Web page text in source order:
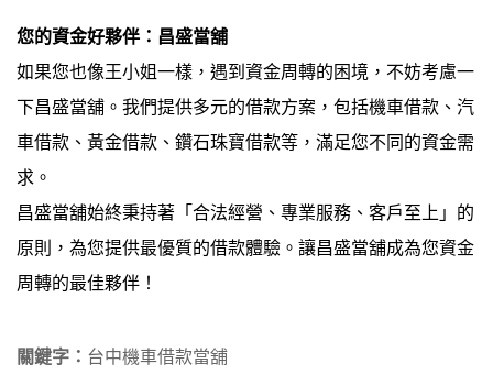
您的資金好夥伴：昌盛當舖
如果您也像王小姐一樣，遇到資金周轉的困境，不妨考慮一
下昌盛當舖。我們提供多元的借款方案，包括機車借款、汽
車借款、黃金借款、鑽石珠寶借款等，滿足您不同的資金需
求。
昌盛當舖始終秉持著「合法經營、專業服務、客戶至上」的
原則，為您提供最優質的借款體驗。讓昌盛當舖成為您資金
周轉的最佳夥伴！
關鍵字： 台中機車借款當舖